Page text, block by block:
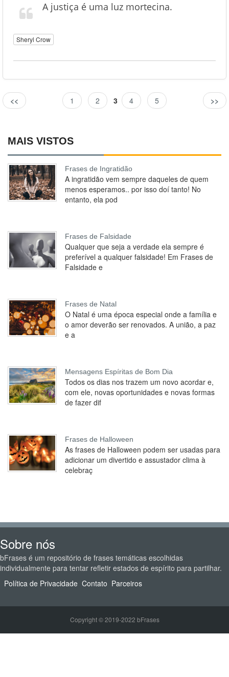
A justiça é uma luz mortecina.
Sheryl Crow
<< 1 2 3 4 5 >>
MAIS VISTOS
Frases de Ingratidão
A ingratidão vem sempre daqueles de quem
menos esperamos.. por isso doí tanto! No
entanto, ela pod
Frases de Falsidade
Qualquer que seja a verdade ela sempre é
preferível a qualquer falsidade! Em Frases de
Falsidade e
Frases de Natal
O Natal é uma época especial onde a família e
o amor deverão ser renovados. A união, a paz
e a
Mensagens Espíritas de Bom Dia
Todos os dias nos trazem um novo acordar e,
com ele, novas oportunidades e novas formas
de fazer dif
Frases de Halloween
As frases de Halloween podem ser usadas para
adicionar um divertido e assustador clima à
celebraç
Sobre nós
bFrases é um repositório de frases temáticas escolhidas
individualmente para tentar refletir estados de espírito para partilhar.
Política de Privacidade Contato Parceiros
Copyright © 2019-2022 bFrases